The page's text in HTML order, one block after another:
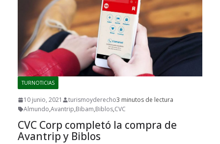
TURNOTICIAS
10 junio, 2021 turismoyderecho3 minutos de lectura
Almundo,Avantrip,Bibam,Biblos,CVC
CVC Corp completó la compra de
Avantrip y Biblos